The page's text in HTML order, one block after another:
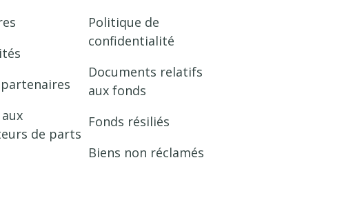
de parts
Politique de
confidentialité
Documents relatifs
aux fonds
Fonds résiliés
Biens non réclamés